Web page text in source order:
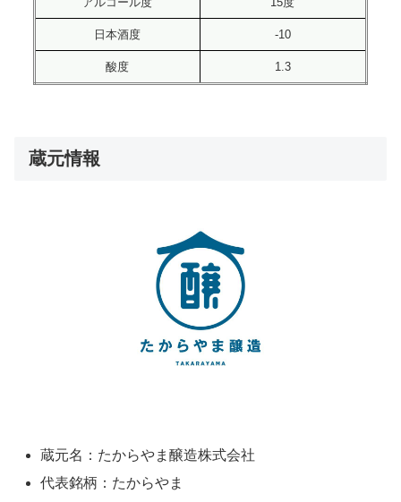
日本酒度 -10
酸度 1.3
蔵元情報
蔵元名：たからやま醸造株式会社
代表銘柄：たからやま